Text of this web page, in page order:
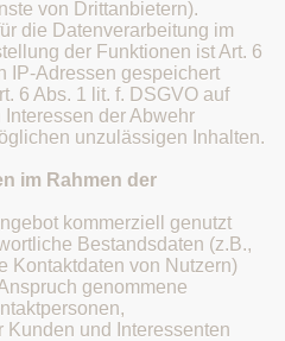
von Drittanbietern).
die Datenverarbeitung im
der Funktionen ist Art. 6
IP-Adressen gespeichert
6 Abs. 1 lit. f. DSGVO auf
der Abwehr
unzulässigen Inhalten.
im Rahmen der
kommerziell genutzt
Bestandsdaten (z.B.,
Kontaktdaten von Nutzern)
genommene
und Interessenten